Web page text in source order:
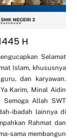
H
Selamat
Islam, khususnya
dan karyawan.
Karim, Minal Aidin
Semoga Allah SWT
ibadah lainnya di
Rahmat dan
sama membangun